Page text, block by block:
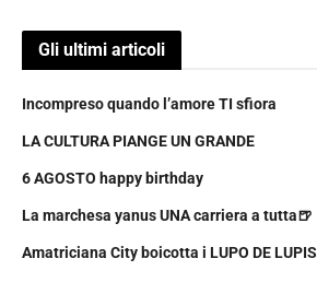
Gli ultimi articoli
Incompreso quando l’amore TI sfiora
LA CULTURA PIANGE UN GRANDE
6 AGOSTO happy birthday
La marchesa yanus UNA carriera a tutta🍺
Amatriciana City boicotta i LUPO DE LUPIS